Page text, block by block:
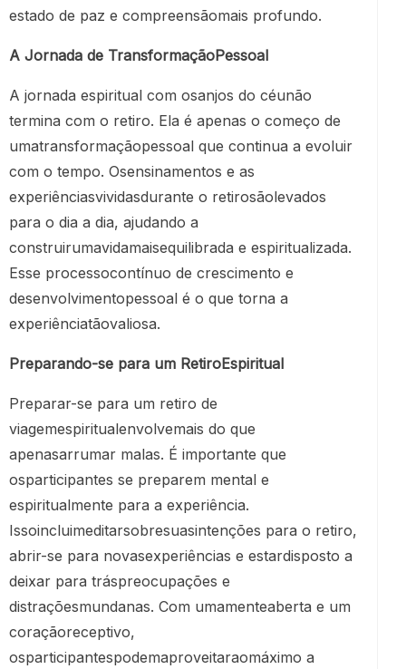
estado de paz e compreensãomais profundo.
A Jornada de TransformaçãoPessoal
A jornada espiritual com osanjos do céunão
termina com o retiro. Ela é apenas o começo de
umatransformaçãopessoal que continua a evoluir
com o tempo. Osensinamentos e as
experiênciasvividasdurante o retirosãolevados
para o dia a dia, ajudando a
construirumavidamaisequilibrada e espiritualizada.
Esse processocontínuo de crescimento e
desenvolvimentopessoal é o que torna a
experiênciatãovaliosa.
Preparando-se para um RetiroEspiritual
Preparar-se para um retiro de
viagemespiritualenvolvemais do que
apenasarrumar malas. É importante que
osparticipantes se preparem mental e
espiritualmente para a experiência.
Issoincluimeditarsobresuasintenções para o retiro,
abrir-se para novasexperiências e estardisposto a
deixar para tráspreocupações e
distraçõesmundanas. Com umamenteaberta e um
coraçãoreceptivo,
osparticipantespodemaproveitaraomáximo a